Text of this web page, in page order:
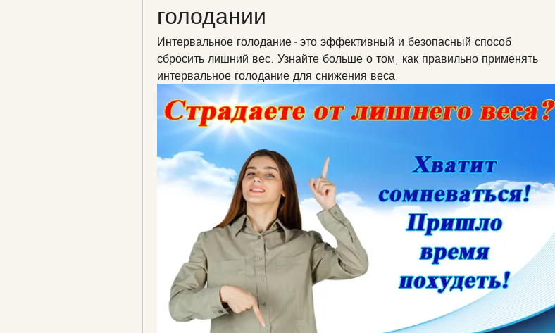
голодании
Интервальное голодание - это эффективный и безопасный способ
сбросить лишний вес. Узнайте больше о том, как правильно применять
интервальное голодание для снижения веса.